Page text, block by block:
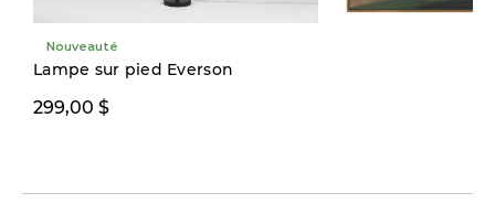
Nouveauté
Lampe sur pied Everson
299,00 $